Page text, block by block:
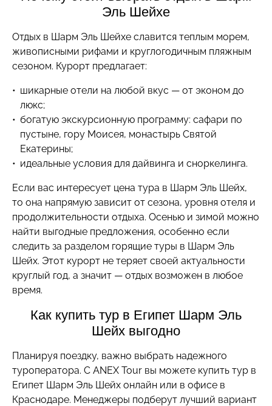
Эль Шейхе
Отдых в Шарм Эль Шейхе славится теплым морем,
живописными рифами и круглогодичным пляжным
сезоном. Курорт предлагает:
шикарные отели на любой вкус — от эконом до
люкс;
богатую экскурсионную программу: сафари по
пустыне, гору Моисея, монастырь Святой
Екатерины;
идеальные условия для дайвинга и сноркелинга.
Если вас интересует цена тура в Шарм Эль Шейх,
то она напрямую зависит от сезона, уровня отеля и
продолжительности отдыха. Осенью и зимой можно
найти выгодные предложения, особенно если
следить за разделом горящие туры в Шарм Эль
Шейх. Этот курорт не теряет своей актуальности
круглый год, а значит — отдых возможен в любое
время.
Как купить тур в Египет Шарм Эль
Шейх выгодно
Планируя поездку, важно выбрать надежного
туроператора. С ANEX Tour вы можете купить тур в
Египет Шарм Эль Шейх онлайн или в офисе в
Краснодаре. Менеджеры подберут лучший вариант